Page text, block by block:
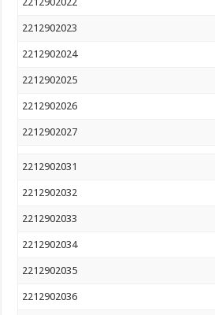
2212902023
2212902024
2212902025
2212902026
2212902027
2212902031
2212902032
2212902033
2212902034
2212902035
2212902036